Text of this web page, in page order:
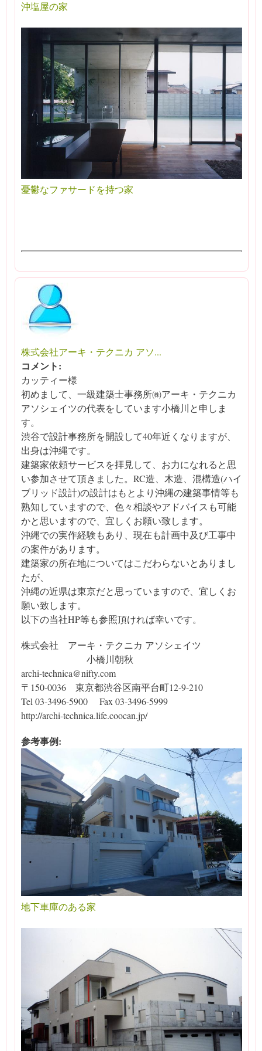
沖塩屋の家
憂鬱なファサードを持つ家
株式会社アーキ・テクニカ アソ...
コメント:
カッティー様
初めまして、一級建築士事務所㈱アーキ・テクニカ
アソシェイツの代表をしています小橋川と申しま
す。
渋谷で設計事務所を開設して40年近くなりますが、
出身は沖縄です。
建築家依頼サービスを拝見して、お力になれると思
い参加させて頂きました。RC造、木造、混構造(ハイ
ブリッド設計)の設計はもとより沖縄の建築事情等も
熟知していますので、色々相談やアドバイスも可能
かと思いますので、宜しくお願い致します。
沖縄での実作経験もあり、現在も計画中及び工事中
の案件があります。
建築家の所在地についてはこだわらないとありまし
たが、
沖縄の近県は東京だと思っていますので、宜しくお
願い致します。
以下の当社HP等も参照頂ければ幸いです。
株式会社 アーキ・テクニカ アソシェイツ
小橋川朝秋
archi-technica@nifty.com
〒150-0036 東京都渋谷区南平台町12-9-210
Tel 03-3496-5900 Fax 03-3496-5999
http://archi-technica.life.coocan.jp/
参考事例:
地下車庫のある家